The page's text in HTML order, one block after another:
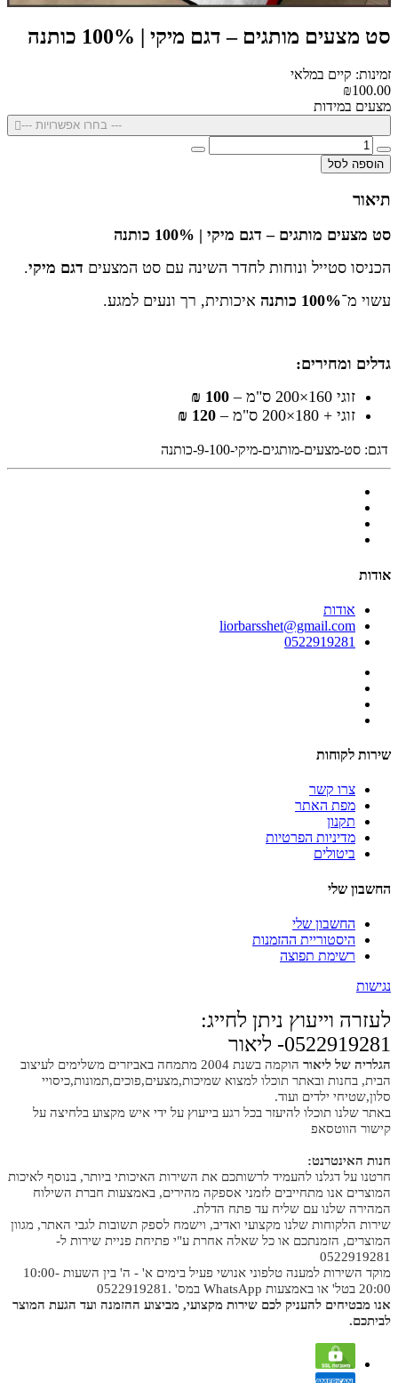
סט מצעים מותגים – דגם מיקי | 100% כותנה
זמינות: קיים במלאי
₪100.00
מצעים במידות
--- בחרו אפשרויות ---
הוספה לסל
תיאור
סט מצעים מותגים – דגם מיקי | 100% כותנה
הכניסו סטייל ונוחות לחדר השינה עם סט המצעים דגם מיקי.
עשוי מ־100% כותנה איכותית, רך ונעים למגע.
גדלים ומחירים:
זוגי 160×200 ס"מ –
100 ₪
זוגי + 180×200 ס"מ –
120 ₪
דגם: סט-מצעים-מותגים-מיקי-9-100-כותנה
אודות
אודות
liorbarsshet@gmail.com
0522919281
שירות לקוחות
צרו קשר
מפת האתר
תקנון
מדיניות הפרטיות
ביטולים
החשבון שלי
החשבון שלי
היסטוריית ההזמנות
רשימת תפוצה
נגישות
לעזרה וייעוץ ניתן לחייג:
0522919281- ליאור
הגלריה של ליאור
הוקמה בשנת 2004 מתמחה באביזרים משלימים לעיצוב
הבית, בחנות ובאתר תוכלו למצוא שמיכות,מצעים,פוכים,תמונות,כיסויי
סלון,שטיחי ילדים ועוד.
באתר שלנו תוכלו להיעזר בכל רגע בייעוץ על ידי איש מקצוע בלחיצה על
קישור הווטסאפ
חנות האינטרנט:
חרטנו על דגלנו להעמיד לרשותכם את השירות האיכותי ביותר, בנוסף לאיכות
המוצרים אנו מתחייבים לזמני אספקה מהירים, באמצעות חברת השילוח
המהירה שלנו עם שליח עד פתח הדלת.
שירות הלקוחות שלנו מקצועי ואדיב, וישמח לספק תשובות לגבי האתר, מגוון
המוצרים, הזמנתכם או כל שאלה אחרת ע"י פתיחת פניית שירות ל-
0522919281
מוקד השירות למענה טלפוני אנושי פעיל בימים א' - ה' בין השעות 10:00-
20:00 בטל' או באמצעות WhatsApp במס' .0522919281
אנו מבטיחים להעניק לכם שירות מקצועי, מביצוע ההזמנה ועד הגעת המוצר
לביתכם.